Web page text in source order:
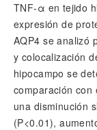
TNF-α en tejido
expresión de
AQP4 se analizó
y colocalización
hipocampo se
comparación con
una disminución
(P<0.01),